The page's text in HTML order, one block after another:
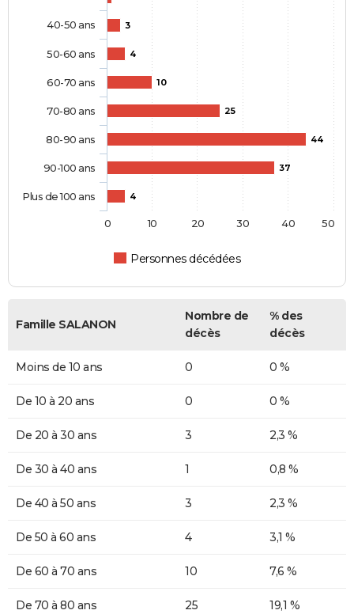
3
4
10
25
44
37
4
Personnes décédées
40-50 ans
50-60 ans
60-70 ans
70-80 ans
80-90 ans
90-100 ans
Plus de 100 ans
0 10 20 30 40 50
Famille SALANON
Nombre de
décès
% des
décès
Moins de 10 ans 0 0 %
De 10 à 20 ans 0 0 %
De 20 à 30 ans 3 2,3 %
De 30 à 40 ans 1 0,8 %
De 40 à 50 ans 3 2,3 %
De 50 à 60 ans 4 3,1 %
De 60 à 70 ans 10 7,6 %
De 70 à 80 ans 25 19,1 %